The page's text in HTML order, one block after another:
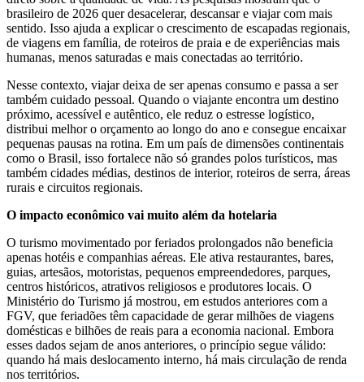
brasileiro de 2026 quer desacelerar, descansar e viajar com mais
sentido. Isso ajuda a explicar o crescimento de escapadas regionais,
de viagens em família, de roteiros de praia e de experiências mais
humanas, menos saturadas e mais conectadas ao território.
Nesse contexto, viajar deixa de ser apenas consumo e passa a ser
também cuidado pessoal. Quando o viajante encontra um destino
próximo, acessível e autêntico, ele reduz o estresse logístico,
distribui melhor o orçamento ao longo do ano e consegue encaixar
pequenas pausas na rotina. Em um país de dimensões continentais
como o Brasil, isso fortalece não só grandes polos turísticos, mas
também cidades médias, destinos de interior, roteiros de serra, áreas
rurais e circuitos regionais.
O impacto econômico vai muito além da hotelaria
O turismo movimentado por feriados prolongados não beneficia
apenas hotéis e companhias aéreas. Ele ativa restaurantes, bares,
guias, artesãos, motoristas, pequenos empreendedores, parques,
centros históricos, atrativos religiosos e produtores locais. O
Ministério do Turismo já mostrou, em estudos anteriores com a
FGV, que feriadões têm capacidade de gerar milhões de viagens
domésticas e bilhões de reais para a economia nacional. Embora
esses dados sejam de anos anteriores, o princípio segue válido:
quando há mais deslocamento interno, há mais circulação de renda
nos territórios.